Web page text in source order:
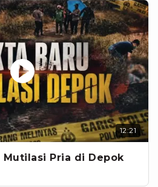
12:21
Mutilasi Pria di Depok